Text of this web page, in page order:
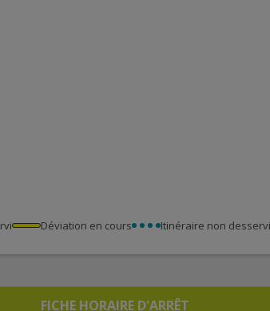
Déviation en cours Itinéraire non desservi
FICHE HORAIRE D'ARRÊT